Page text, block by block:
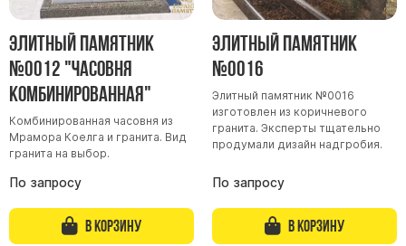
Памятники индивидуальные
Памятники классические
Памятники книга
Памятники красивые
Памятники Православные
Памятники прямоугольные
Памятники с воздушным креcтом
Памятники с колоннами
Памятники современные
Элитный памятник
№0012 "Часовня
комбинированная"
Комбинированная часовня из
Мрамора Коелга и гранита. Вид
гранита на выбор.
По запросу
В корзину
Элитный памятник
№0016
Элитный памятник №0016
изготовлен из коричневого
гранита. Эксперты тщательно
продумали дизайн надгробия.
По запросу
В корзину